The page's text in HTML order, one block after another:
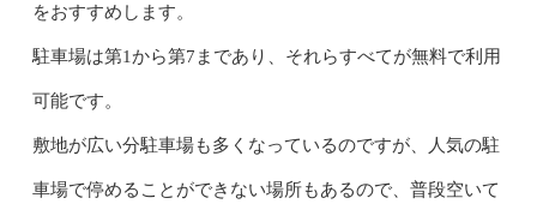
をおすすめします。
駐車場は第1から第7まであり、それらすべてが無料で利用
可能です。
敷地が広い分駐車場も多くなっているのですが、人気の駐
車場で停めることができない場所もあるので、普段空いて